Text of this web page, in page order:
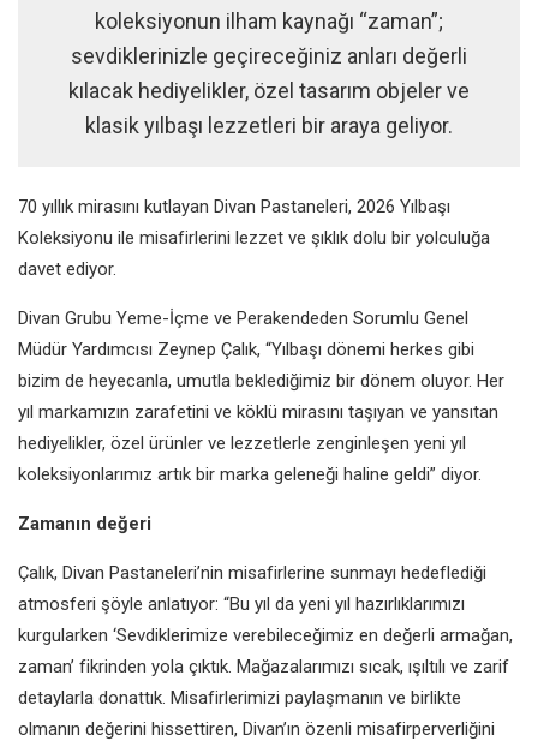
koleksiyonun ilham kaynağı “zaman”;
sevdiklerinizle geçireceğiniz anları değerli
kılacak hediyelikler, özel tasarım objeler ve
klasik yılbaşı lezzetleri bir araya geliyor.
70 yıllık mirasını kutlayan Divan Pastaneleri, 2026 Yılbaşı
Koleksiyonu ile misafirlerini lezzet ve şıklık dolu bir yolculuğa
davet ediyor.
Divan Grubu Yeme-İçme ve Perakendeden Sorumlu Genel
Müdür Yardımcısı Zeynep Çalık, “Yılbaşı dönemi herkes gibi
bizim de heyecanla, umutla beklediğimiz bir dönem oluyor. Her
yıl markamızın zarafetini ve köklü mirasını taşıyan ve yansıtan
hediyelikler, özel ürünler ve lezzetlerle zenginleşen yeni yıl
koleksiyonlarımız artık bir marka geleneği haline geldi” diyor.
Zamanın değeri
Çalık, Divan Pastaneleri’nin misafirlerine sunmayı hedeflediği
atmosferi şöyle anlatıyor: “Bu yıl da yeni yıl hazırlıklarımızı
kurgularken ‘Sevdiklerimize verebileceğimiz en değerli armağan,
zaman’ fikrinden yola çıktık. Mağazalarımızı sıcak, ışıltılı ve zarif
detaylarla donattık. Misafirlerimizi paylaşmanın ve birlikte
olmanın değerini hissettiren, Divan’ın özenli misafirperverliğini